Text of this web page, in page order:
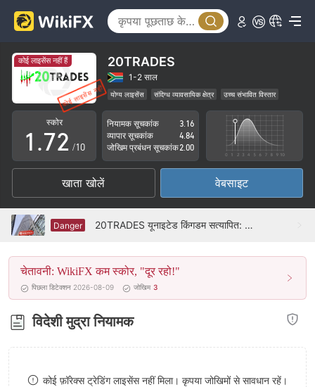
कोई लाइसेंस नहीं हैं 20TRADES
1-2 साल
योग्य लाइसेंस संदिग्ध व्यावसायिक क्षेत्र उच्च संभावित विस्तार
स्कोर
0
1
2
3
4
5
6
7
8
9
.
3
4
5
6
7
8
9
0
1
2
3
4
5
6
7
8
9
/10
नियामक सूचकांक
3.16
व्यापार सूचकांक
4.84
जोखिम प्रबंधन सूचकांक2.00
खाता खोलें वेबसाइट
Danger 20TRADES यूनाइटेड किंगडम सत्यापित: कोई भौतिक उपस्थिति नहीं मिली
चेतावनी: WikiFX कम स्कोर, "दूर रहो!"
पिछला डिटेक्शन 2026-08-09 जोखिम 3
विदेशी मुद्रा नियामक
कोई फ़ॉरेक्स ट्रेडिंग लाइसेंस नहीं मिला। कृपया जोखिमों से सावधान रहें।